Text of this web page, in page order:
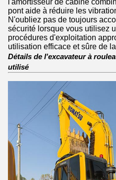
l'amortisseur de cabine
pont aide à réduire les
N'oubliez pas de toujours
sécurité lorsque vous utilisez
procédures d'exploitation
utilisation efficace et sûre de
Détails de l'excavateur à
utilisé